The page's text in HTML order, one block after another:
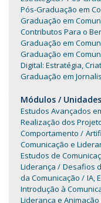
Pós-Graduação em
Graduação em
Contributos Para o
Graduação em
Graduação em
Digital: Estratégia,
Graduação em
Módulos /
Estudos Avançados
Realização dos
Comportamento
Comunicação e
Estudos de
Liderança
Desafios
da Comunicação
IA,
Introdução à
Liderança e